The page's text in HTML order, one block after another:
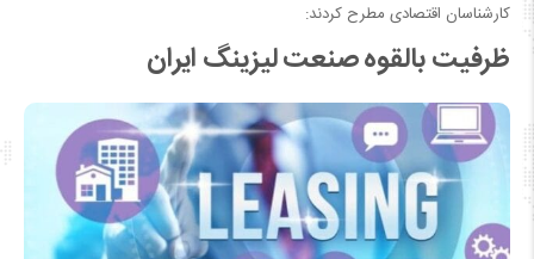
کارشناسان اقتصادی مطرح کردند:
ظرفیت‌ بالقوه صنعت لیزینگ ایران